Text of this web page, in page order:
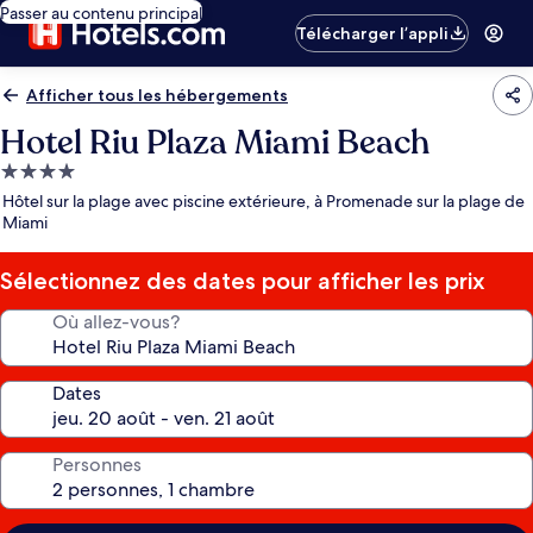
Passer au contenu principal
Télécharger l’appli
Afficher tous les hébergements
Hotel Riu Plaza Miami Beach
Hébergement
4.0 étoiles
Hôtel sur la plage avec piscine extérieure, à Promenade sur la plage de
Miami
Sélectionnez des dates pour afficher les prix
Où allez-vous?
Dates
Personnes